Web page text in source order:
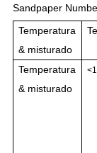
Sandpaper
Temperatura
& misturado
Temperatura
& misturado